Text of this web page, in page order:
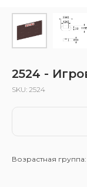
2524 -
SKU: 2524
Возрастная группа: